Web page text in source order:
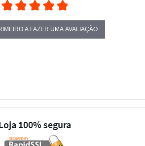
A FAZER UMA AVALIAÇÃO